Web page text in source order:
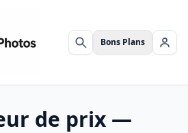
Rechercher
Bons Plans Se
de prix —